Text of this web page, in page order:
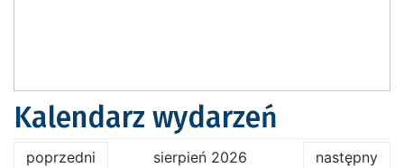
Kalendarz wydarzeń
poprzedni sierpień 2026 następny